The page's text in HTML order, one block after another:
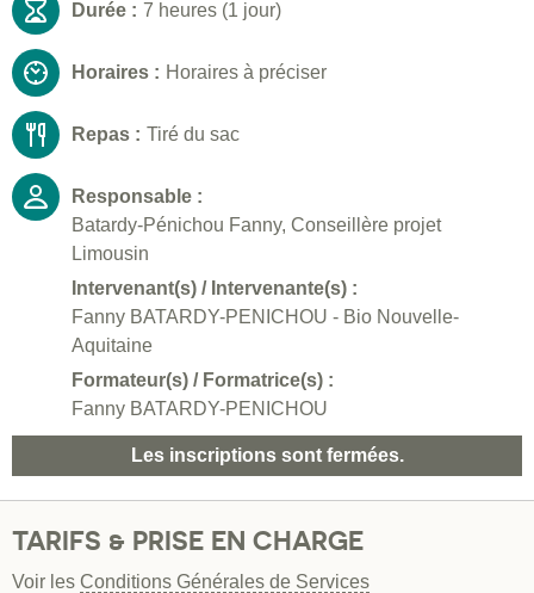
Durée : 7 heures (1 jour)
Horaires : Horaires à préciser
Repas : Tiré du sac
Responsable :
Batardy-Pénichou Fanny, Conseillère projet
Limousin
Intervenant(s) / Intervenante(s) :
Fanny BATARDY-PENICHOU - Bio Nouvelle-
Aquitaine
Formateur(s) / Formatrice(s) :
Fanny BATARDY-PENICHOU
Les inscriptions sont fermées.
TARIFS & PRISE EN CHARGE
Voir les Conditions Générales de Services